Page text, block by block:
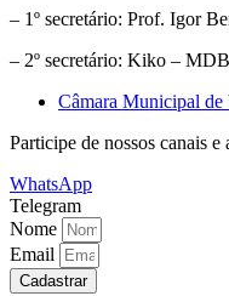
– 1º secretário: Prof. Igor
– 2º secretário: Kiko – MDB
Câmara Municipal de
Participe de nossos canais
WhatsApp
Telegram
Nome
Email
Cadastrar